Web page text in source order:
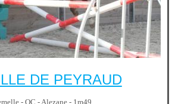
DE PEYRAUD
-OC - Alezane - 1m49